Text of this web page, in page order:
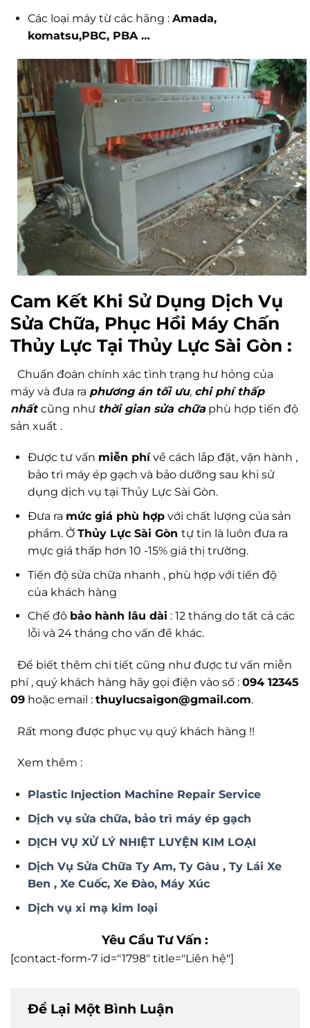
Các loại máy từ các hãng :Amada,
komatsu,PBC, PBA …
Cam Kết Khi Sử Dụng Dịch Vụ
Sửa Chữa, Phục Hồi Máy Chấn
Thủy Lực Tại Thủy Lực Sài Gòn :
Chuẩn đoán chính xác tình trạng hư hỏng của
máy và đưa ra phương án tối ưu, chi phí thấp
nhấtcũng như thời gian sửa chữaphù hợp tiến độ
sản xuất .
Được tư vấn miễn phívề cách lắp đặt, vận hành ,
bảo trì máy ép gạch và bảo dưỡng sau khi sử
dụng dịch vụ tại Thủy Lực Sài Gòn.
Đưa ra mức giá phù hợp với chất lượng của sản
phẩm. ỞThủy Lực Sài Gòntự tin là luôn đưa ra
mực giá thấp hơn 10 -15% giá thị trường.
Tiến độ sửa chữa nhanh , phù hợp với tiến độ
của khách hàng
Chế đô bảo hành lâu dài : 12 tháng do tất cả các
lỗi và 24 tháng cho vấn đề khác.
Để biết thêm chi tiết cũng như được tư vấn miễn
phí , quý khách hàng hãy gọi điện vào số : 094 12345
09 hoặc email : thuylucsaigon@gmail.com.
Rất mong được phục vụ quý khách hàng !!
Xem thêm :
Plastic Injection Machine Repair Service
Dịch vụ sửa chữa, bảo trì máy ép gạch
DỊCH VỤ XỬ LÝ NHIỆT LUYỆN KIM LOẠI
Dịch Vụ Sửa Chữa Ty Am, Ty Gàu , Ty Lái Xe
Ben , Xe Cuốc, Xe Đào, Máy Xúc
Dịch vụ xi mạ kim loại
Yêu Cầu Tư Vấn :
[contact-form-7 id="1798" title="Liên hệ"]
Để Lại Một Bình Luận